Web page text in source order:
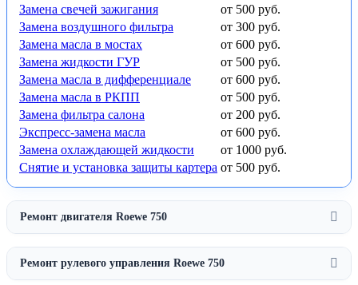
Замена свечей зажигания
от 500 руб.
Замена воздушного фильтра
от 300 руб.
Замена масла в мостах
от 600 руб.
Замена жидкости ГУР
от 500 руб.
Замена масла в дифференциале
от 600 руб.
Замена масла в РКПП
от 500 руб.
Замена фильтра салона
от 200 руб.
Экспресс-замена масла
от 600 руб.
Замена охлаждающей жидкости
от 1000 руб.
Снятие и установка защиты картера от 500 руб.
Ремонт двигателя Roewe 750
Ремонт рулевого управления Roewe 750